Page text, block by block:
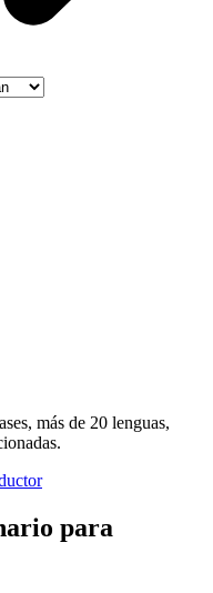
más de 20 lenguas,
para